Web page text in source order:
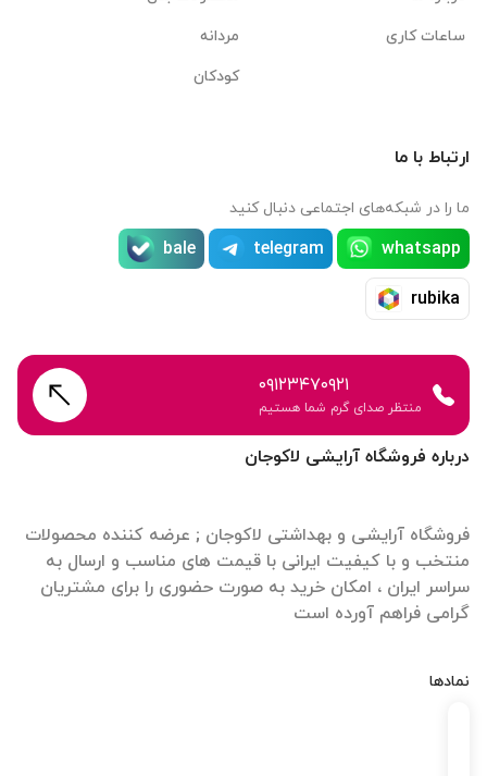
درباره فروشگاه آرایشی لاکوجان
فروشگاه آرایشی و بهداشتی لاکوجان ; عرضه کننده محصولات
منتخب و با کیفیت ایرانی با قیمت های مناسب و ارسال به
سراسر ایران ، امکان خرید به صورت حضوری را برای مشتریان
گرامی فراهم آورده است
نمادها
ساعات کاری
مردانه
کودکان
ارتباط با ما
ما را در شبکه‌های اجتماعی دنبال کنید
whatsapp
telegram
bale
rubika
۰۹۱۲۳۴۷۰۹۲۱
منتظر صدای گرم شما هستیم